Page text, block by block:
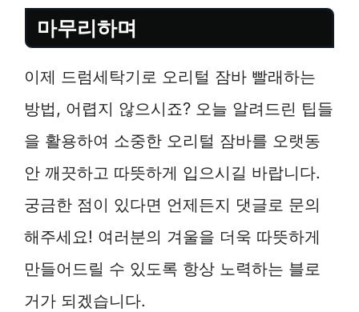
마무리하며
이제 드럼세탁기로 오리털 잠바 빨래하는
방법, 어렵지 않으시죠? 오늘 알려드린 팁들
을 활용하여 소중한 오리털 잠바를 오랫동
안 깨끗하고 따뜻하게 입으시길 바랍니다.
궁금한 점이 있다면 언제든지 댓글로 문의
해주세요! 여러분의 겨울을 더욱 따뜻하게
만들어드릴 수 있도록 항상 노력하는 블로
거가 되겠습니다.